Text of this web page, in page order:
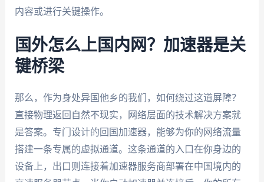
内容或进行关键操作。
国外怎么上国内网？加速器是关
键桥梁
那么，作为身处异国他乡的我们，如何绕过这道屏障？
直接物理返回自然不现实，网络层面的技术解决方案就
是答案。专门设计的回国加速器，能够为你的网络流量
搭建一条专属的虚拟通道。这条通道的入口在你身边的
设备上，出口则连接着加速器服务商部署在中国境内的